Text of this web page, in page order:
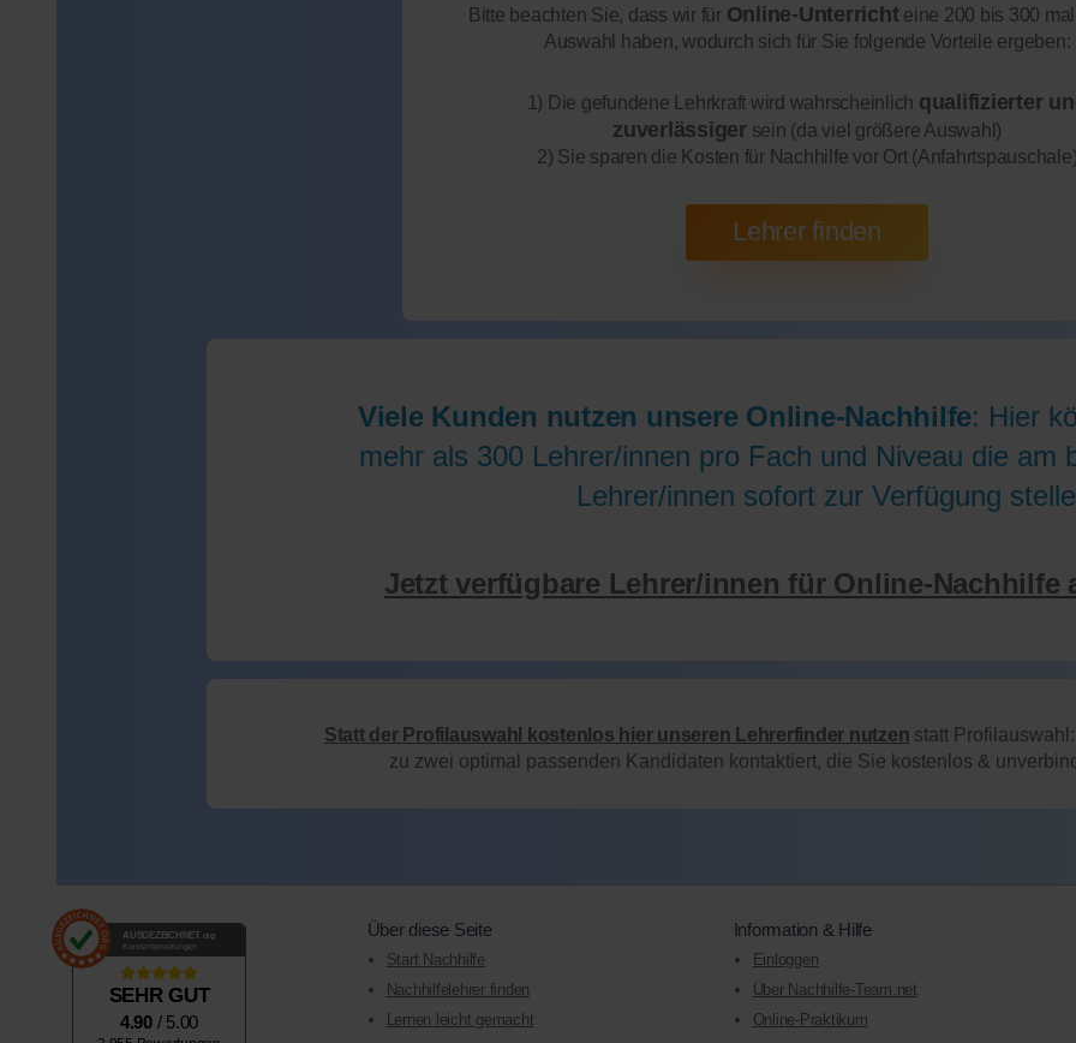
Bitte beachten Sie, dass wir für Online-Unterrichteine 200 bis 300
Auswahl haben, wodurch sich für Sie folgende Vorteile ergeben:
1) Die gefundene Lehrkraft wird wahrscheinlich qualifizierter
zuverlässigersein (da viel größere Auswahl)
2) Sie sparen die Kosten für Nachhilfe vor Ort (Anfahrtspauschale)
Viele Kunden nutzen unsere Online-Nachhilfe: Hier
mehr als 300 Lehrer/innen pro Fach und Niveau die am
Lehrer/innen sofort zur Verfügung
Jetzt verfügbare Lehrer/innen für Online-Nachhilfe
Statt der Profilauswahl kostenlos hier unseren Lehrerfinder nutzen statt
zu zwei optimal passenden Kandidaten kontaktiert, die Sie kostenlos &
AUSGEZEICHNET .org
Kundenbewertungen
SEHR GUT
4.90 / 5.00
Über diese Seite
Start Nachhilfe
Nachhilfelehrer finden
Lernen leicht gemacht
Information & Hilfe
Einloggen
Über Nachhilfe-Team.net
Online-Praktikum